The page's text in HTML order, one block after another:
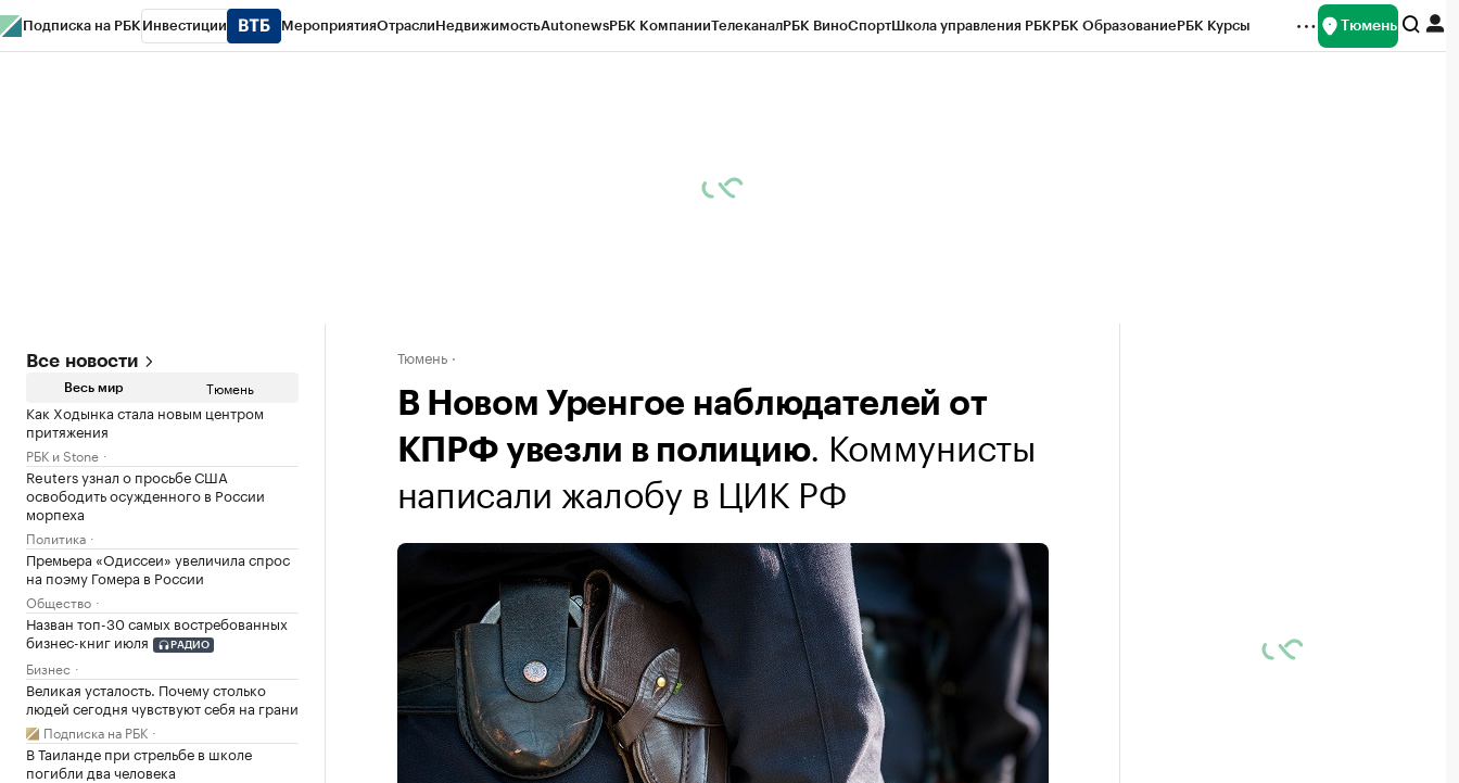
Подписка на РБК Инвестиции МероприятияОтраслиНедвижимостьAutonewsРБК КомпанииТелеканалРБК ВиноСпортШкола управления РБКРБК ОбразованиеРБК Курсы Тюмень
Все новости
Весь мир Тюмень
Как Ходынка стала новым центром
притяжения
РБК и Stone
Reuters узнал о просьбе США
освободить осужденного в России
морпеха
Политика
Премьера «Одиссеи» увеличила спрос
на поэму Гомера в России
Общество
Назван топ-30 самых востребованных
бизнес-книг июля
РАДИО
Бизнес
Великая усталость. Почему столько
людей сегодня чувствуют себя на грани
Подписка на РБК
В Таиланде при стрельбе в школе
погибли два человека
Тюмень
В Новом Уренгое наблюдателей от
КПРФ увезли в полицию. Коммунисты
написали жалобу в ЦИК РФ